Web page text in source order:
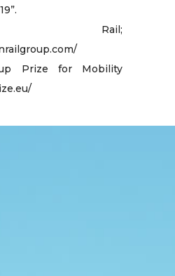
Rail;
Prize for Mobility